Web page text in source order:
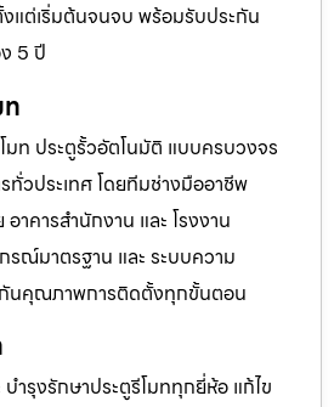
แต่เริ่มต้นจนจบ พร้อมรับประกัน
5 ปี
มท ประตูรั้วอัตโนมัติ แบบครบวงจร
ทั่วประเทศ โดยทีมช่างมืออาชีพ
าคารสำนักงาน และ โรงงาน
ณ์มาตรฐาน และ ระบบความ
นคุณภาพการติดตั้งทุกขั้นตอน
ำรุงรักษาประตูรีโมททุกยี่ห้อ แก้ไข